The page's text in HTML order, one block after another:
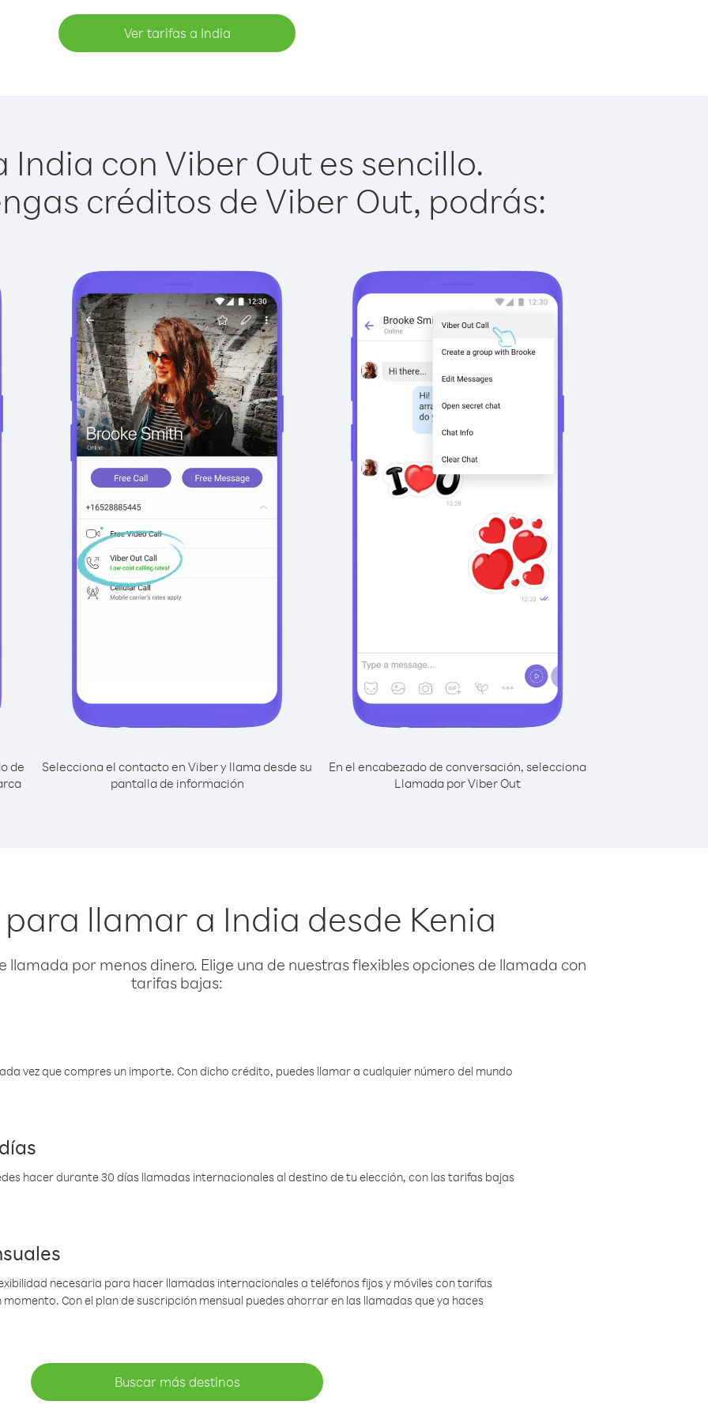
Ver tarifas a India
India con Viber Out es sencillo.
créditos de Viber Out, podrás:
de
Selecciona el contacto en Viber y llama desde su
pantalla de información
En el encabezado de conversación, selecciona
Llamada por Viber Out
llamar a India desde Kenia
por menos dinero. Elige una de nuestras flexibles opciones de llamada con
tarifas bajas:
vez que compres un importe. Con dicho crédito, puedes llamar a cualquier número del mundo
hacer durante 30 días llamadas internacionales al destino de tu elección, con las tarifas bajas
necesaria para hacer llamadas internacionales a teléfonos fijos y móviles con tarifas
Con el plan de suscripción mensual puedes ahorrar en las llamadas que ya haces
Buscar más destinos